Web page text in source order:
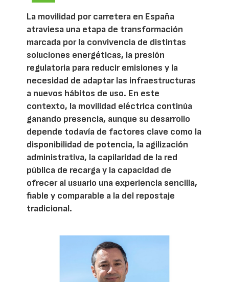
La movilidad por carretera en España
atraviesa una etapa de transformación
marcada por la convivencia de distintas
soluciones energéticas, la presión
regulatoria para reducir emisiones y la
necesidad de adaptar las infraestructuras
a nuevos hábitos de uso. En este
contexto, la movilidad eléctrica continúa
ganando presencia, aunque su desarrollo
depende todavía de factores clave como la
disponibilidad de potencia, la agilización
administrativa, la capilaridad de la red
pública de recarga y la capacidad de
ofrecer al usuario una experiencia sencilla,
fiable y comparable a la del repostaje
tradicional.